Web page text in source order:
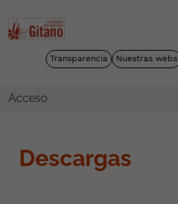
Transparencia Nuestras webs
Acceso
Descargas